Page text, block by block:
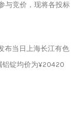
与竞价，现将各投标
布当日上海长江有色
铝锭均价为¥20420